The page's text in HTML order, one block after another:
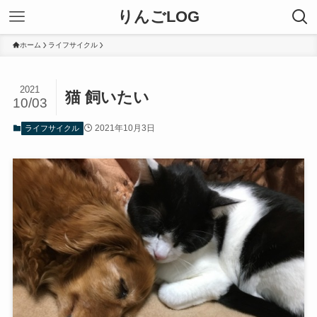
りんごLOG
ホーム ライフサイクル
猫 飼いたい
2021
10/03
ライフサイクル 2021年10月3日